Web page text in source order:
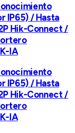
IP65) / Hasta
Hik-Connect /
IA
IP65) / Hasta
Hik-Connect /
IA